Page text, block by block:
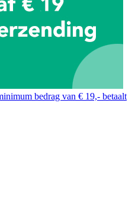
bedrag van € 19,- betaalt